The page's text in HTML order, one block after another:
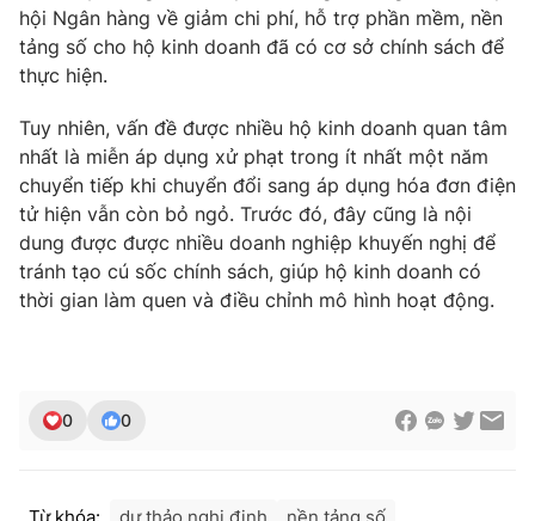
Theo dõi báo trên
Cơ quan chủ quản:Đài Truyền hình Việt Nam
Tổng Biên tập:
Tổng đài VTV:024.38 355 931 - 024.38 355 932
hội Ngân hàng về giảm chi phí, hỗ trợ phần mềm, nền
tảng số cho hộ kinh doanh đã có cơ sở chính sách để
thực hiện.
Tuy nhiên, vấn đề được nhiều hộ kinh doanh quan tâm
nhất là miễn áp dụng xử phạt trong ít nhất một năm
chuyển tiếp khi chuyển đổi sang áp dụng hóa đơn điện
tử hiện vẫn còn bỏ ngỏ. Trước đó, đây cũng là nội
dung được được nhiều doanh nghiệp khuyến nghị để
tránh tạo cú sốc chính sách, giúp hộ kinh doanh có
thời gian làm quen và điều chỉnh mô hình hoạt động.
0 0